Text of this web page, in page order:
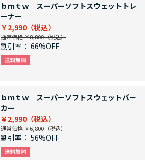
ｂｍｔｗ スーパーソフトスウェットトレ
ーナー
￥2,990
通常価格 ￥8,800
割引率： 66%OFF
ｂｍｔｗ スーパーソフトスウェットパー
カー
￥2,990
通常価格 ￥6,800
割引率： 56%OFF